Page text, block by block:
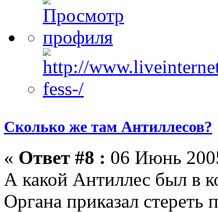
Сколько же там Антиллесов?
« Ответ #8 : 06 Июнь
А какой Антиллес был в
Органа приказал